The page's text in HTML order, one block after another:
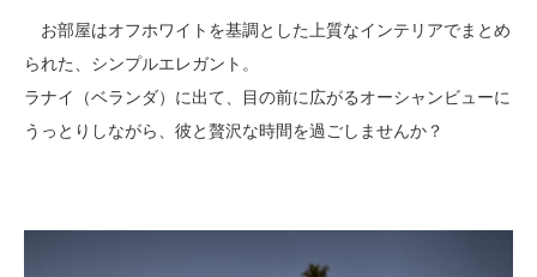
お部屋はオフホワイトを基調とした上質なインテリアでまとめ
られた、シンプルエレガント。
ラナイ（ベランダ）に出て、目の前に広がるオーシャンビューに
うっとりしながら、彼と贅沢な時間を過ごしませんか？